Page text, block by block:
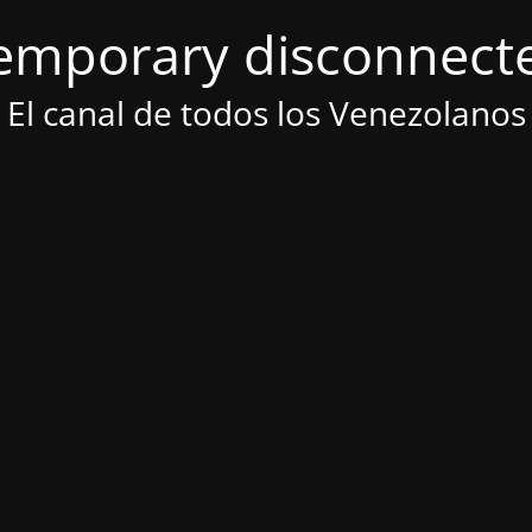
El canal de todos los Venezolanos